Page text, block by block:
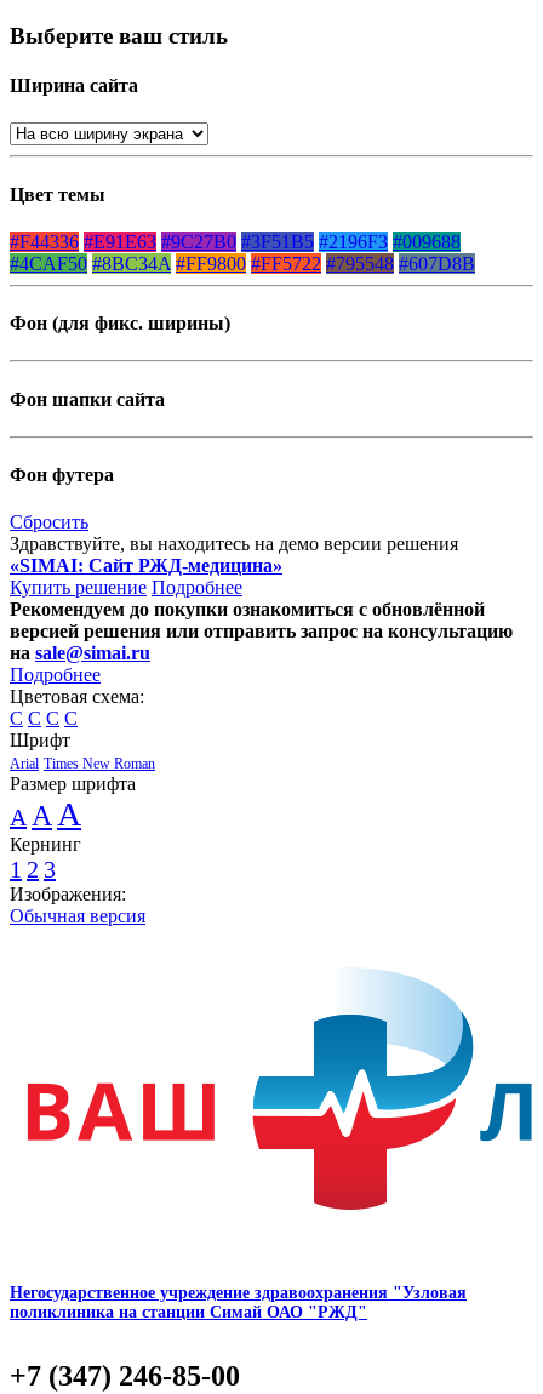
Выберите ваш стиль
Ширина сайта
Цвет темы
#F44336 #E91E63 #9C27B0 #3F51B5 #2196F3 #009688
#4CAF50 #8BC34A #FF9800 #FF5722 #795548 #607D8B
Фон (для фикс. ширины)
Фон шапки сайта
Фон футера
Сбросить
Здравствуйте, вы находитесь на демо версии решения
«SIMAI: Сайт РЖД-медицина»
Купить решение Подробнее
Рекомендуем до покупки ознакомиться с обновлённой
версией решения или отправить запрос на консультацию
на sale@simai.ru
Подробнее
Цветовая схема:
C C C C
Шрифт
Arial Times New Roman
Размер шрифта
A AA
Кернинг
1 2 3
Изображения:
Обычная версия
Негосударственное учреждение здравоохранения "Узловая
поликлиника на станции Симай ОАО "РЖД"
+7 (347) 246-85-00